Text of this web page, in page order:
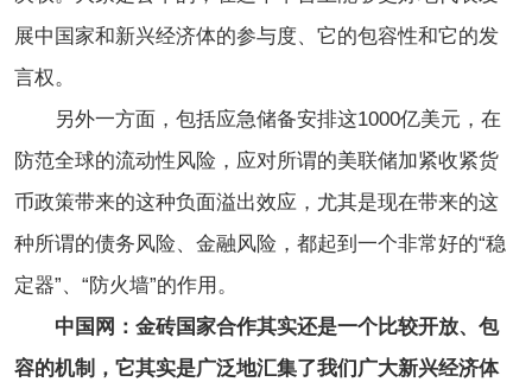
展中国家和新兴经济体的参与度、它的包容性和它的发
言权。
另外一方面，包括应急储备安排这1000亿美元，在
防范全球的流动性风险，应对所谓的美联储加紧收紧货
币政策带来的这种负面溢出效应，尤其是现在带来的这
种所谓的债务风险、金融风险，都起到一个非常好的“稳
定器”、“防火墙”的作用。
中国网：金砖国家合作其实还是一个比较开放、包
容的机制，它其实是广泛地汇集了我们广大新兴经济体